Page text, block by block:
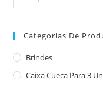
Categorias De
Brindes
Caixa Cueca Para 3